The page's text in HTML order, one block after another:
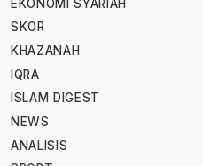
EKONOMI SYARIAH
SKOR
KHAZANAH
IQRA
ISLAM DIGEST
NEWS
ANALISIS